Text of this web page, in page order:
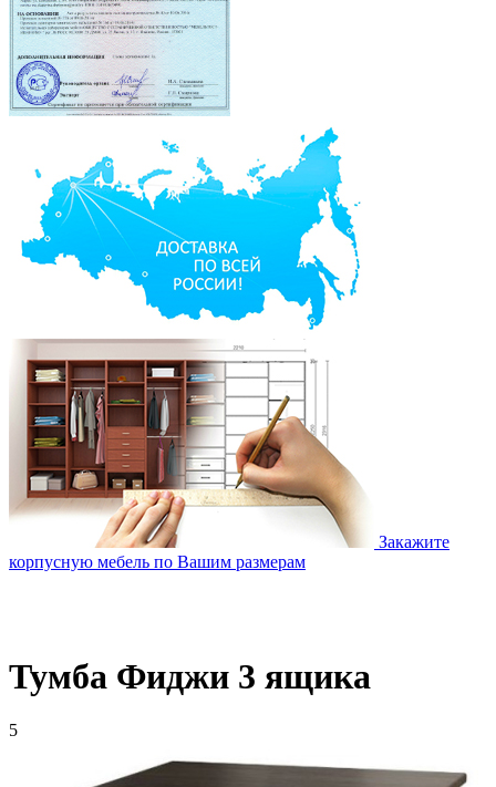
Закажите
корпусную мебель по Вашим размерам
Тумба Фиджи 3 ящика
5